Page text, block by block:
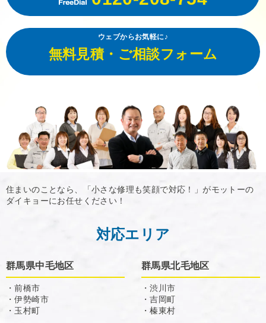
ウェブからお気軽に♪
無料見積・ご相談フォーム
住まいのことなら、「小さな修理も笑顔で対応！」がモットーの
ダイキョーにお任せください！
対応エリア
群馬県中毛地区
・前橋市
・伊勢崎市
・玉村町
群馬県北毛地区
・渋川市
・吉岡町
・榛東村